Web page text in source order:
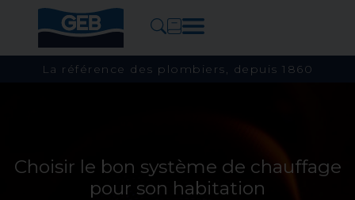
La référence des plombiers, depuis 1860
Choisir le bon système de chauffage
pour son habitation